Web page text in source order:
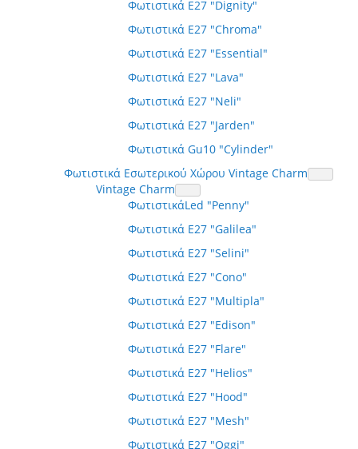
Φωτιστικά E27 "Dignity"
Φωτιστικά E27 "Chroma"
Φωτιστικά E27 "Essential"
Φωτιστικά E27 "Lava"
Φωτιστικά E27 "Neli"
Φωτιστικά E27 "Jarden"
Φωτιστικά Gu10 "Cylinder"
Φωτιστικά Εσωτερικού Χώρου Vintage Charm
Vintage Charm
ΦωτιστικάLed "Penny"
Φωτιστικά E27 "Galilea"
Φωτιστικά E27 "Selini"
Φωτιστικά E27 "Cono"
Φωτιστικά E27 "Multipla"
Φωτιστικά E27 "Edison"
Φωτιστικά E27 "Flare"
Φωτιστικά E27 "Helios"
Φωτιστικά E27 "Hood"
Φωτιστικά E27 "Mesh"
Φωτιστικά E27 "Oggi"